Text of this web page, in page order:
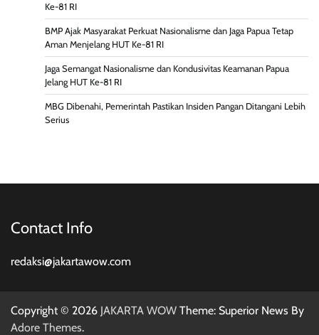
Ke-81 RI
BMP Ajak Masyarakat Perkuat Nasionalisme dan Jaga Papua Tetap
Aman Menjelang HUT Ke-81 RI
Jaga Semangat Nasionalisme dan Kondusivitas Keamanan Papua
Jelang HUT Ke-81 RI
MBG Dibenahi, Pemerintah Pastikan Insiden Pangan Ditangani Lebih
Serius
Contact Info
redaksi@jakartawow.com
Copyright © 2026 JAKARTA WOW Theme: Superior News By
Adore Themes.